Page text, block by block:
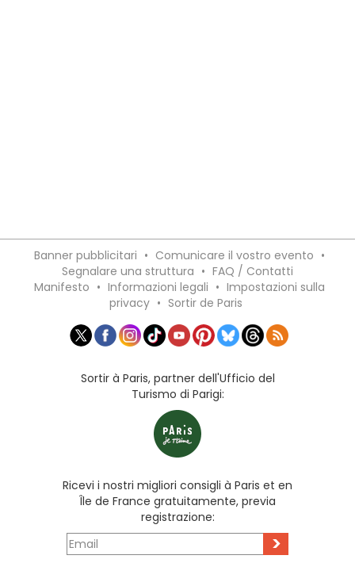
Banner pubblicitari • Comunicare il vostro evento •
Segnalare una struttura • FAQ / Contatti
Manifesto • Informazioni legali • Impostazioni sulla
privacy • Sortir de Paris
Sortir à Paris, partner dell'Ufficio del
Turismo di Parigi:
Ricevi i nostri migliori consigli à Paris et en
Île de France gratuitamente, previa
registrazione:
>